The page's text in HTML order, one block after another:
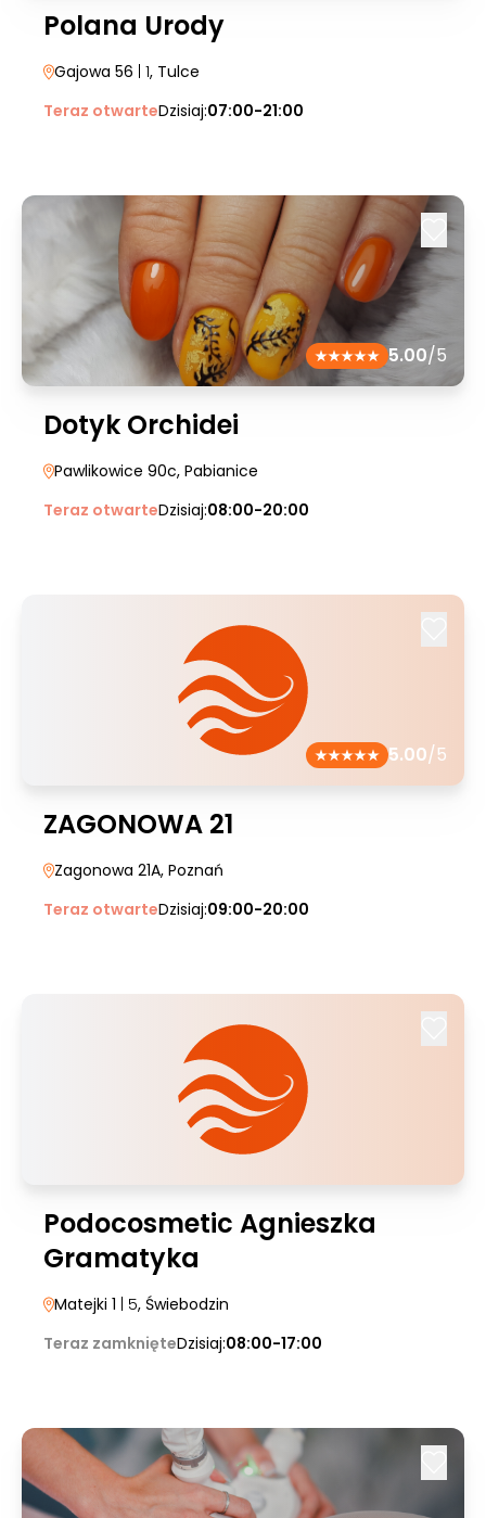
Polana Urody
Gajowa 56 | 1, Tulce
Teraz otwarteDzisiaj:07:00-21:00
5.00/5
Dotyk Orchidei
Pawlikowice 90c, Pabianice
Teraz otwarteDzisiaj:08:00-20:00
5.00/5
ZAGONOWA 21
Zagonowa 21A, Poznań
Teraz otwarteDzisiaj:09:00-20:00
Podocosmetic Agnieszka
Gramatyka
Matejki 1 | 5, Świebodzin
Teraz zamknięteDzisiaj:08:00-17:00